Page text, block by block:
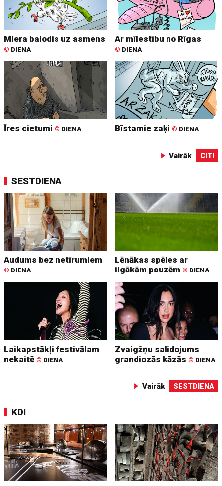
Miera balodis uz asmens
© DIENA
Ar mīlestību no Rīgas
© DIENA
Īres cietumi © DIENA Bīstamie zaķi © DIENA
Vairāk CITI
SESTDIENA
Audums bez netīrumiem
© DIENA
Lēnākas spēles ar
ilgākām pauzēm © DIENA
Laikapstākļi festivālam
nekaitē © DIENA
Zvaigžņu salidojums
grandiozās kāzās © DIENA
Vairāk SESTDIENA
KDI